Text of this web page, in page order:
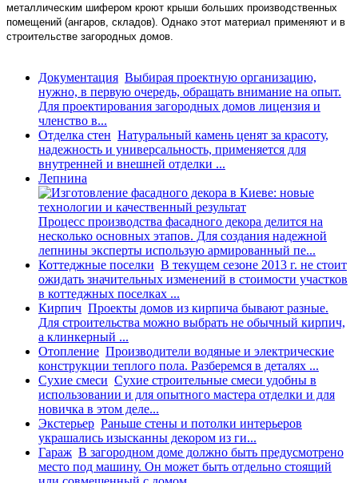
металлическим шифером кроют крыши больших производственных
помещений (ангаров, складов). Однако этот материал применяют и в
строительстве загородных домов.
Документация Выбирая проектную организацию,
нужно, в первую очередь, обращать внимание на опыт.
Для проектирования загородных домов лицензия и
членство в...
Отделка стен Натуральный камень ценят за красоту,
надежность и универсальность, применяется для
внутренней и внешней отделки ...
Лепнина
Процесс производства фасадного декора делится на
несколько основных этапов. Для создания надежной
лепнины эксперты использую армированный пе...
Коттеджные поселки В текущем сезоне 2013 г. не стоит
ожидать значительных изменений в стоимости участков
в коттеджных поселках ...
Кирпич Проекты домов из кирпича бывают разные.
Для строительства можно выбрать не обычный кирпич,
а клинкерный ...
Отопление Производители водяные и электрические
конструкции теплого пола. Разберемся в деталях ...
Сухие смеси Сухие строительные смеси удобны в
использовании и для опытного мастера отделки и для
новичка в этом деле...
Экстерьер Раньше стены и потолки интерьеров
украшались изысканны декором из ги...
Гараж В загородном доме должно быть предусмотрено
место под машину. Он может быть отдельно стоящий